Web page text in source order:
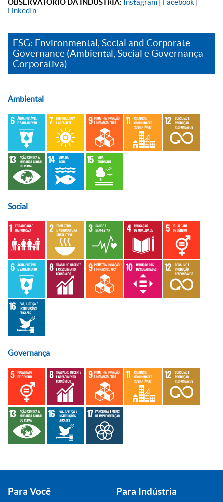
OBSERVATÓRIO DA INDÚSTRIA: Instagram Facebook
LinkedIn
ESG: Environmental, Social and Corporate
Governance (Ambiental, Social e Governança
Corporativa)
Ambiental
Social
Governança
Para Você Para Indústria